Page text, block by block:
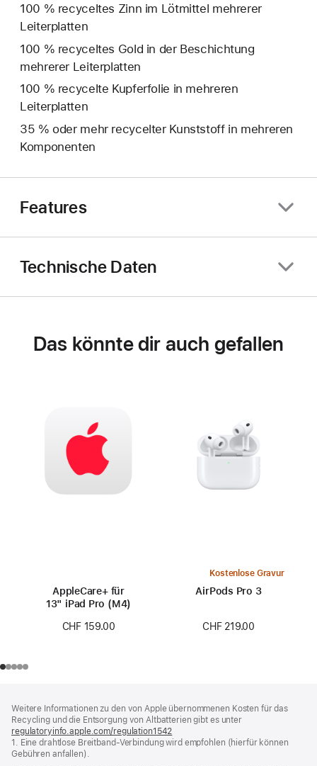
100 % recyceltes Zinn im Lötmittel mehrerer
Leiterplatten
100 % recyceltes Gold in der Beschichtung
mehrerer Leiterplatten
100 % recycelte Kupferfolie in mehreren
Leiterplatten
35 % oder mehr recycelter Kunststoff in mehreren
Komponenten
Features
Technische Daten
Das könnte dir auch gefallen
AppleCare+ für
13" iPad Pro (M4)
CHF 159.00
Kostenlose Gravur
AirPods Pro 3
CHF 219.00
Weitere Informationen zu den von Apple übernommenen Kosten für das
Recycling und die Entsorgung von Altbatterien gibt es unter
regulatoryinfo.apple.com/regulation1542
ein
1. Eine drahtlose Breitband-Verbindung wird empfohlen (hierfür können
Gebühren anfallen).